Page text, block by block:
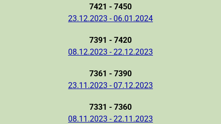
7421 - 7450
23.12.2023 - 06.01.2024
7391 - 7420
08.12.2023 - 22.12.2023
7361 - 7390
23.11.2023 - 07.12.2023
7331 - 7360
08.11.2023 - 22.11.2023